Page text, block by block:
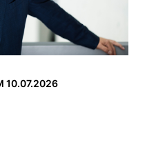
10.07.2026